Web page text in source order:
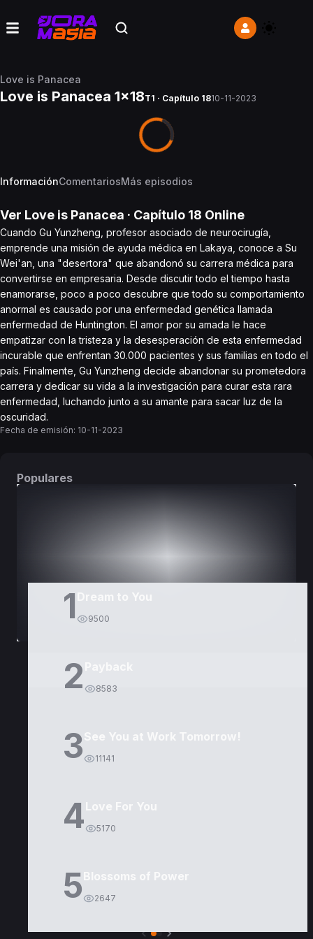
Love is Panacea
Love is Panacea 1x18T1 · Capítulo 1810-11-2023
InformaciónComentariosMás episodios
Ver Love is Panacea · Capítulo 18 Online
Cuando Gu Yunzheng, profesor asociado de neurocirugía,
emprende una misión de ayuda médica en Lakaya, conoce a Su
Wei'an, una "desertora" que abandonó su carrera médica para
convertirse en empresaria. Desde discutir todo el tiempo hasta
enamorarse, poco a poco descubre que todo su comportamiento
anormal es causado por una enfermedad genética llamada
enfermedad de Huntington. El amor por su amada le hace
empatizar con la tristeza y la desesperación de esta enfermedad
incurable que enfrentan 30.000 pacientes y sus familias en todo el
país. Finalmente, Gu Yunzheng decide abandonar su prometedora
carrera y dedicar su vida a la investigación para curar esta rara
enfermedad, luchando junto a su amante para sacar luz de la
oscuridad.
Fecha de emisión: 10-11-2023
Populares
1 9500
2 8583
3See You at Work Tomorrow!
11141
4Love For You
5170
5Blossoms of Power
2647